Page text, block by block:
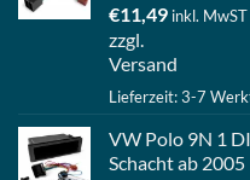
€11,49 inkl. MwST
zzgl.
Versand
Lieferzeit: 3-7
VW Polo 9N 1
Schacht ab 2005